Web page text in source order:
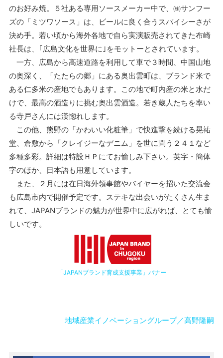
のお好み焼。５社ある専用ソースメーカー中で、㈱サンフー
ズの「ミツワソース」は、ビールに良く合うスパイシーさが
決め手。若い頃から海外各地で自ら実演販売されてきた布崎
社長は、｢広島文化を世界に｣をモットーとされています。
一方、広島から高速道路を利用して車で３時間、中国山地
の奥深く、「たたらの郷」にある奥出雲町は、ブランド米で
ある仁多米の産地でもあります。この地で町内産の米と水だ
けで、最高の酒造りに挑む奥出雲酒造。若き蔵人たちを率い
る寺戸さんには漢惚れします。
この他、熊野の「かわいい化粧筆」で快進撃を続ける晃祐
堂、倉敷から「クレイジーなデニム」を世に問う２４１など
多種多彩。詳細は特設ＨＰにてお愉しみ下さい。英字・簡体
字のほか、日本語も用意しています。
また、２月には在日海外領事館やバイヤーを招いた交流会
も広島市内で開催予定です。ステキな出会いがたくさん生ま
れて、JAPANブランドの魅力が世界中に広がれば、とても愉
しいです。
「JAPANブランド育成支援事業」バナー
地域産業イノベーショングループ／高野隆嗣